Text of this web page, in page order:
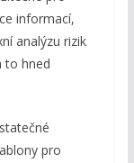
informací,
analýzu rizik
to hned
pro